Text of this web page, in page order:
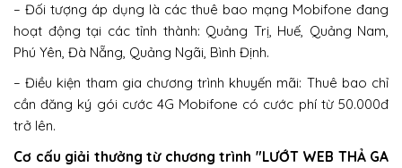
– Đối tượng áp dụng là các thuê bao mạng Mobifone đang
hoạt động tại các tỉnh thành: Quảng Trị, Huế, Quảng Nam,
Phú Yên, Đà Nẵng, Quảng Ngãi, Bình Định.
– Điều kiện tham gia chương trình khuyến mãi: Thuê bao chỉ
cần đăng ký gói cước 4G Mobifone có cước phí từ 50.000đ
trở lên.
Cơ cấu giải thưởng từ chương trình "LƯỚT WEB THẢ GA